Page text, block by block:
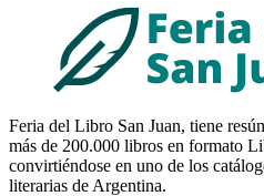
Feria del Libro San Juan, tiene
más de 200.000 libros en formato
convirtiéndose en uno de los
literarias de Argentina.